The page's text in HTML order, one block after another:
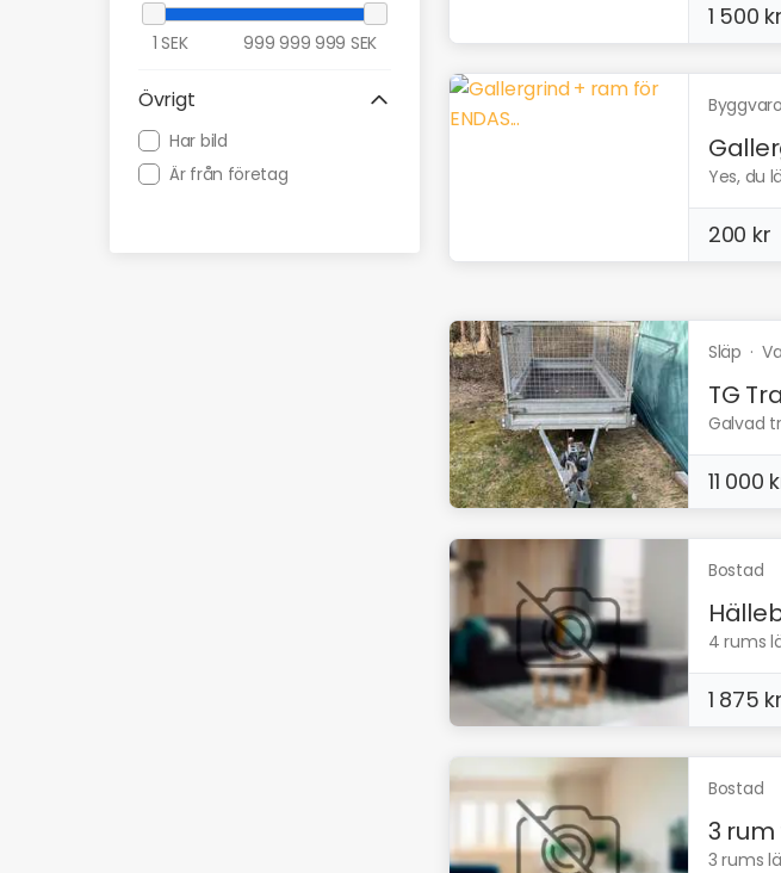
Traidy.se
1 SEK 999 999 999 SEK
Övrigt
Har bild
Är från företag
1 500 kr
Yes, du
200 kr
Släp ·
TG
Galvad
11 000
Bostad
4 rums
1 875 kr
Bostad
3 rum
3 rums